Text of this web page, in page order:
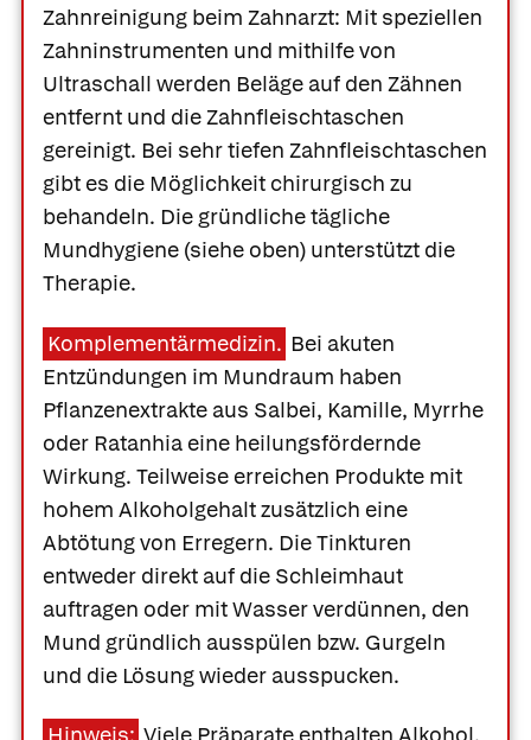
Zahnreinigung beim Zahnarzt: Mit speziellen
Zahninstrumenten und mithilfe von
Ultraschall werden Beläge auf den Zähnen
entfernt und die Zahnfleischtaschen
gereinigt. Bei sehr tiefen Zahnfleischtaschen
gibt es die Möglichkeit chirurgisch zu
behandeln. Die gründliche tägliche
Mundhygiene (siehe oben) unterstützt die
Therapie.
Komplementärmedizin. Bei akuten
Entzündungen im Mundraum haben
Pflanzenextrakte aus Salbei, Kamille, Myrrhe
oder Ratanhia eine heilungsfördernde
Wirkung. Teilweise erreichen Produkte mit
hohem Alkoholgehalt zusätzlich eine
Abtötung von Erregern. Die Tinkturen
entweder direkt auf die Schleimhaut
auftragen oder mit Wasser verdünnen, den
Mund gründlich ausspülen bzw. Gurgeln
und die Lösung wieder ausspucken.
Was Ihre Apotheke
Apotheken in